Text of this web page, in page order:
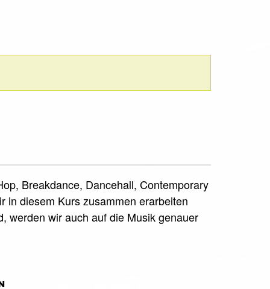
Breakdance, Dancehall, Contemporary
in diesem Kurs zusammen erarbeiten
werden wir auch auf die Musik genauer